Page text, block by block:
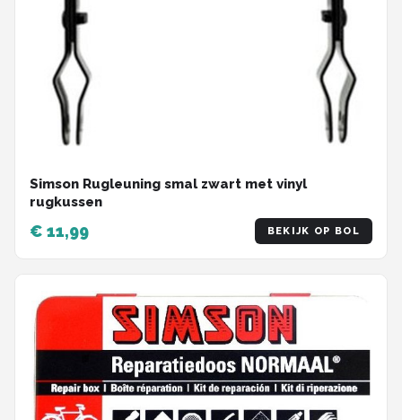
Simson Rugleuning smal zwart met vinyl
rugkussen
€ 11,99 BEKIJK OP BOL